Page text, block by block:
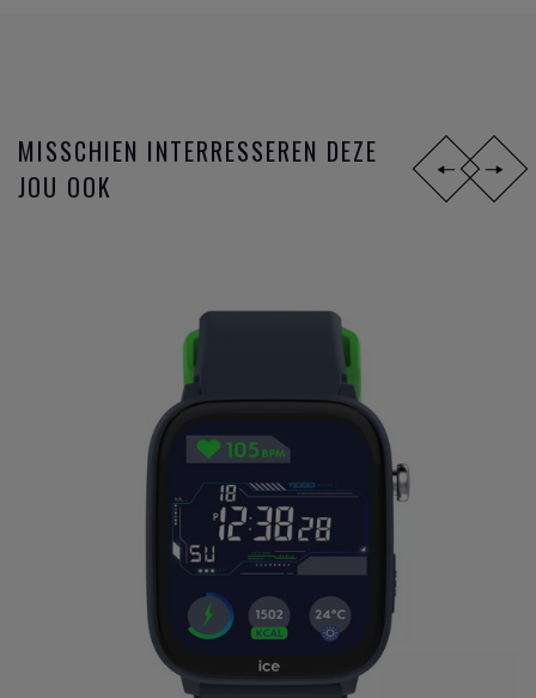
MISSCHIEN INTERRESSEREN DEZE
JOU OOK